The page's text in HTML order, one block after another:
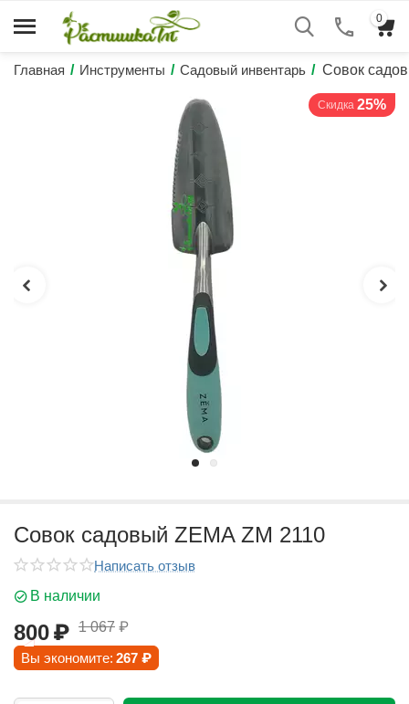
0
Главная / Инструменты / Садовый инвентарь / Совок
Скидка 25%
Совок садовый ZEMA ZM 2110
Написать отзыв
В наличии
800₽ 1 067 ₽
Вы экономите: 267 ₽